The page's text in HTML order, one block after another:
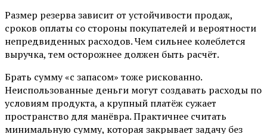
Размер резерва зависит от устойчивости продаж,
сроков оплаты со стороны покупателей и вероятности
непредвиденных расходов. Чем сильнее колеблется
выручка, тем осторожнее должен быть расчёт.
Брать сумму «с запасом» тоже рискованно.
Неиспользованные деньги могут создавать расходы по
условиям продукта, а крупный платёж сужает
пространство для манёвра. Практичнее считать
минимальную сумму, которая закрывает задачу без